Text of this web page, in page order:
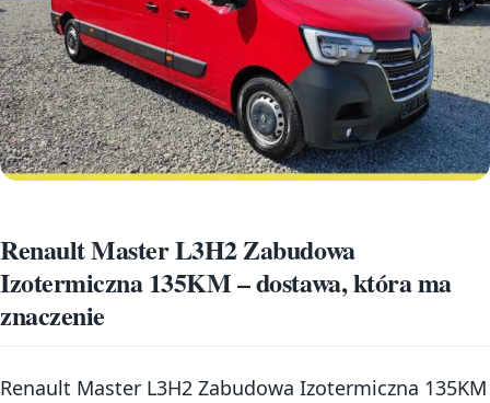
Renault Master L3H2 Zabudowa
Izotermiczna 135KM – dostawa, która ma
znaczenie
Renault Master L3H2 Zabudowa Izotermiczna 135KM